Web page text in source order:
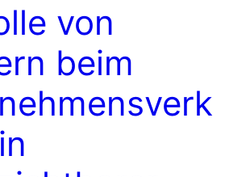
von
beim